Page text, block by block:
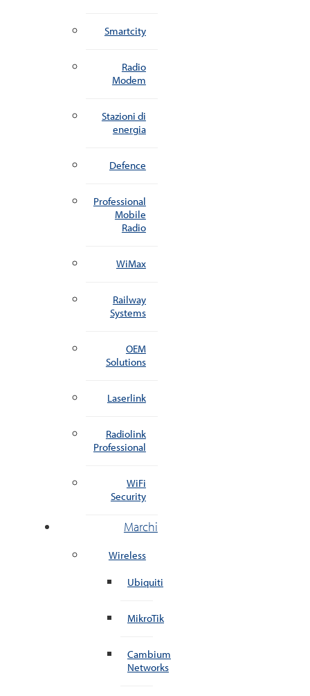
Smartcity
Radio
Modem
Stazioni di
energia
Defence
Professional
Mobile
Radio
WiMax
Railway
Systems
OEM
Solutions
Laserlink
Radiolink
Professional
WiFi
Security
Marchi
Wireless
Ubiquiti
MikroTik
Cambium
Networks